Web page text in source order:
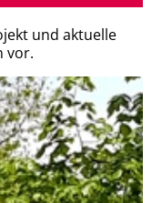
und aktuelle
vor.